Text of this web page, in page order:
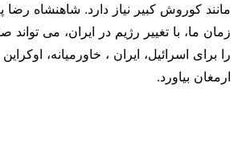
مانند کوروش کبیر نیاز دارد. شاهنشاه
زمان ما، با تغییر رژیم در ایران، می تواند
را برای اسرائیل، ایران ، خاورمیانه،
ارمغان بیاورد.